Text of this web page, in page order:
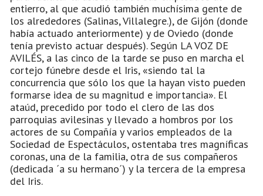
entierro, al que acudió también muchísima gente de
los alrededores (Salinas, Villalegre.), de Gijón (donde
había actuado anteriormente) y de Oviedo (donde
tenía previsto actuar después). Según LA VOZ DE
AVILÉS, a las cinco de la tarde se puso en marcha el
cortejo fúnebre desde el Iris, «siendo tal la
concurrencia que sólo los que la hayan visto pueden
formarse idea de su magnitud e importancia». El
ataúd, precedido por todo el clero de las dos
parroquias avilesinas y llevado a hombros por los
actores de su Compañía y varios empleados de la
Sociedad de Espectáculos, ostentaba tres magníficas
coronas, una de la familia, otra de sus compañeros
(dedicada ´a su hermano´) y la tercera de la empresa
del Iris.